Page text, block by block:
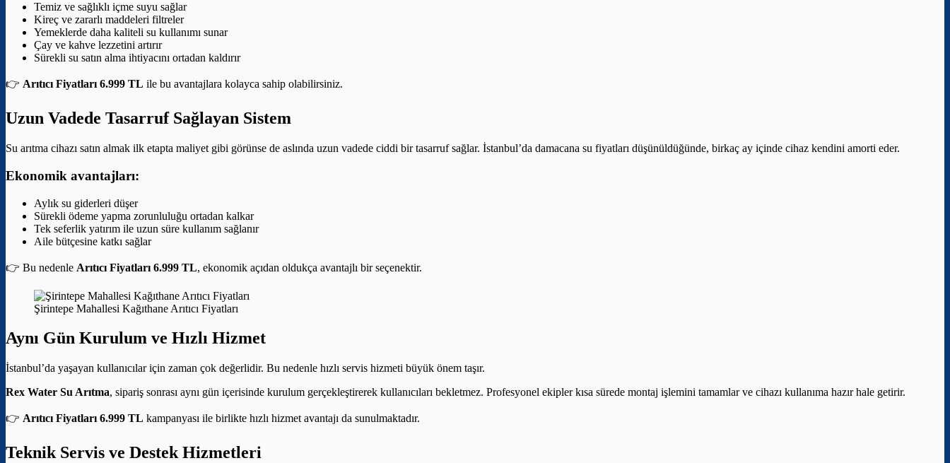
Temiz ve sağlıklı içme suyu sağlar
Kireç ve zararlı maddeleri filtreler
Yemeklerde daha kaliteli su kullanımı sunar
Çay ve kahve lezzetini artırır
Sürekli su satın alma ihtiyacını ortadan kaldırır
👉 Arıtıcı Fiyatları 6.999 TL ile bu avantajlara kolayca sahip olabilirsiniz.
Uzun Vadede Tasarruf Sağlayan Sistem
Su arıtma cihazı satın almak ilk etapta maliyet gibi görünse de aslında uzun vadede ciddi bir tasarruf sağlar. İstanbul’da damacana su fiyatları düşünüldüğünde, birkaç ay içinde cihaz kendini amorti eder.
Ekonomik avantajları:
Aylık su giderleri düşer
Sürekli ödeme yapma zorunluluğu ortadan kalkar
Tek seferlik yatırım ile uzun süre kullanım sağlanır
Aile bütçesine katkı sağlar
👉 Bu nedenle Arıtıcı Fiyatları 6.999 TL, ekonomik açıdan oldukça avantajlı bir seçenektir.
Şirintepe Mahallesi Kağıthane Arıtıcı Fiyatları
Aynı Gün Kurulum ve Hızlı Hizmet
İstanbul’da yaşayan kullanıcılar için zaman çok değerlidir. Bu nedenle hızlı servis hizmeti büyük önem taşır.
Rex Water Su Arıtma, sipariş sonrası aynı gün içerisinde kurulum gerçekleştirerek kullanıcıları bekletmez. Profesyonel ekipler kısa sürede montaj işlemini tamamlar ve cihazı kullanıma hazır hale getirir.
👉 Arıtıcı Fiyatları 6.999 TL kampanyası ile birlikte hızlı hizmet avantajı da sunulmaktadır.
Teknik Servis ve Destek Hizmetleri